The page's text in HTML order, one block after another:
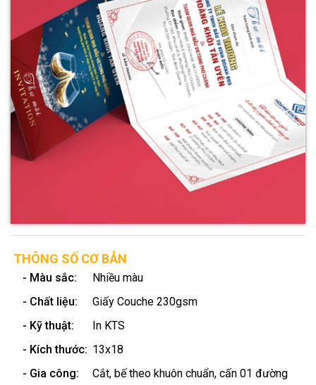
THÔNG SỐ CƠ BẢN
- Màu sắc:
Nhiều màu
- Chất liệu:
Giấy Couche 230gsm
- Kỹ thuật:
In KTS
- Kích thước: 13x18
- Gia công:
Cắt, bế theo khuôn chuẩn, cấn 01 đường